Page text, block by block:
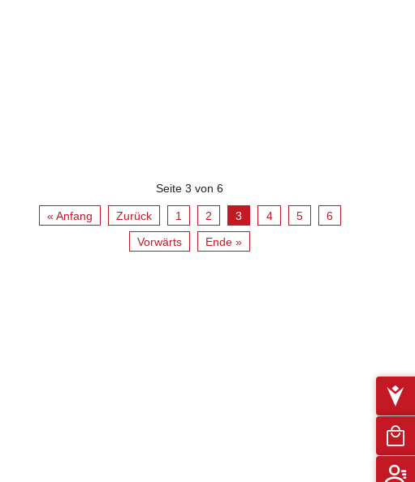
Seite 3 von 6
« Anfang Zurück 1 2 3 4 5
6
Vorwärts
Ende »